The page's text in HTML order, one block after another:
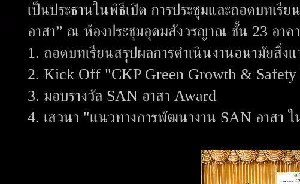
เป็นประธานในพิธีเปิด การประชุมและถอดบทเ
อาสา” ณ ห้องประชุมอุดมสังวรญาณ ชั้น 23 อาค
1. ถอดบทเรียนสรุปผลการดำเนินงานอนามัยสิ่ง
2. Kick Off "CKP Green Growth & Safety
3. มอบรางวัล SAN อาสา Award
4. เสวนา "แนวทางการพัฒนางาน SAN อาสา ใ